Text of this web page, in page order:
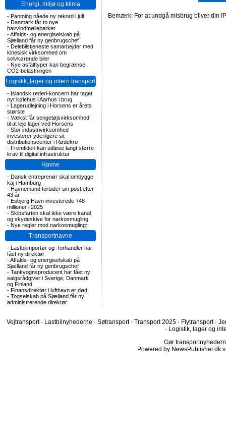
Energi, miljø og klima
- Pantning nåede ny rekord i juli
- Danmark får to nye
havvindmølleparker
-Affalds- og energiselskab på
Sjælland får ny genbrugschef
- Delebilstjeneste samarbejder med
kinesisk virksomhed om
selvkørende biler
- Nye asfalttyper kan begrænse
CO2-belastningen
Logistik, lager og intern transport
- Islandsk rederi-koncern har taget
nyt kølehus i Aarhus i brug
- Lagerudlejning i Horsens er årets
største
- Vækst får sengetøjsvirksomhed
til at leje lager ved Horsens
- Stor industrivirksomhed
investerer yderligere sit
distributionscenter i Rødekro
- Fremtiden kan udløse langt større
krav til digital infrastruktur
Havne
- Dansk entreprenør skal ombygge
kaj i Hamburg
- Havnemand forlader sin post efter
43 år
- Esbjerg Havn investerede 748
millioner i 2025
- Skibsfarten skal ikke være kanal
og skydeskive for narkosmugling
- Nye regler mod narkosmugling:
Transportnavne
- Lastbilimportør og -forhandler har
fået ny direktør
-Affalds- og energiselskab på
Sjælland får ny genbrugschef
- Tankvognsproducent har fået ny
salgsrådgiver i Sverige, Danmark
og Finland
- Finansdirektør i lufthavn er død
- Togselskab på Sjælland får ny
administrerende direktør
Bemærk: For at undgå misbrug bliver din
Vejtransport · Lastbilnyhederne · Søtransport · Transport 2025 · Flytransport ·
· Logistik, lager og
Gør
Powered by NewsPublisher.dk